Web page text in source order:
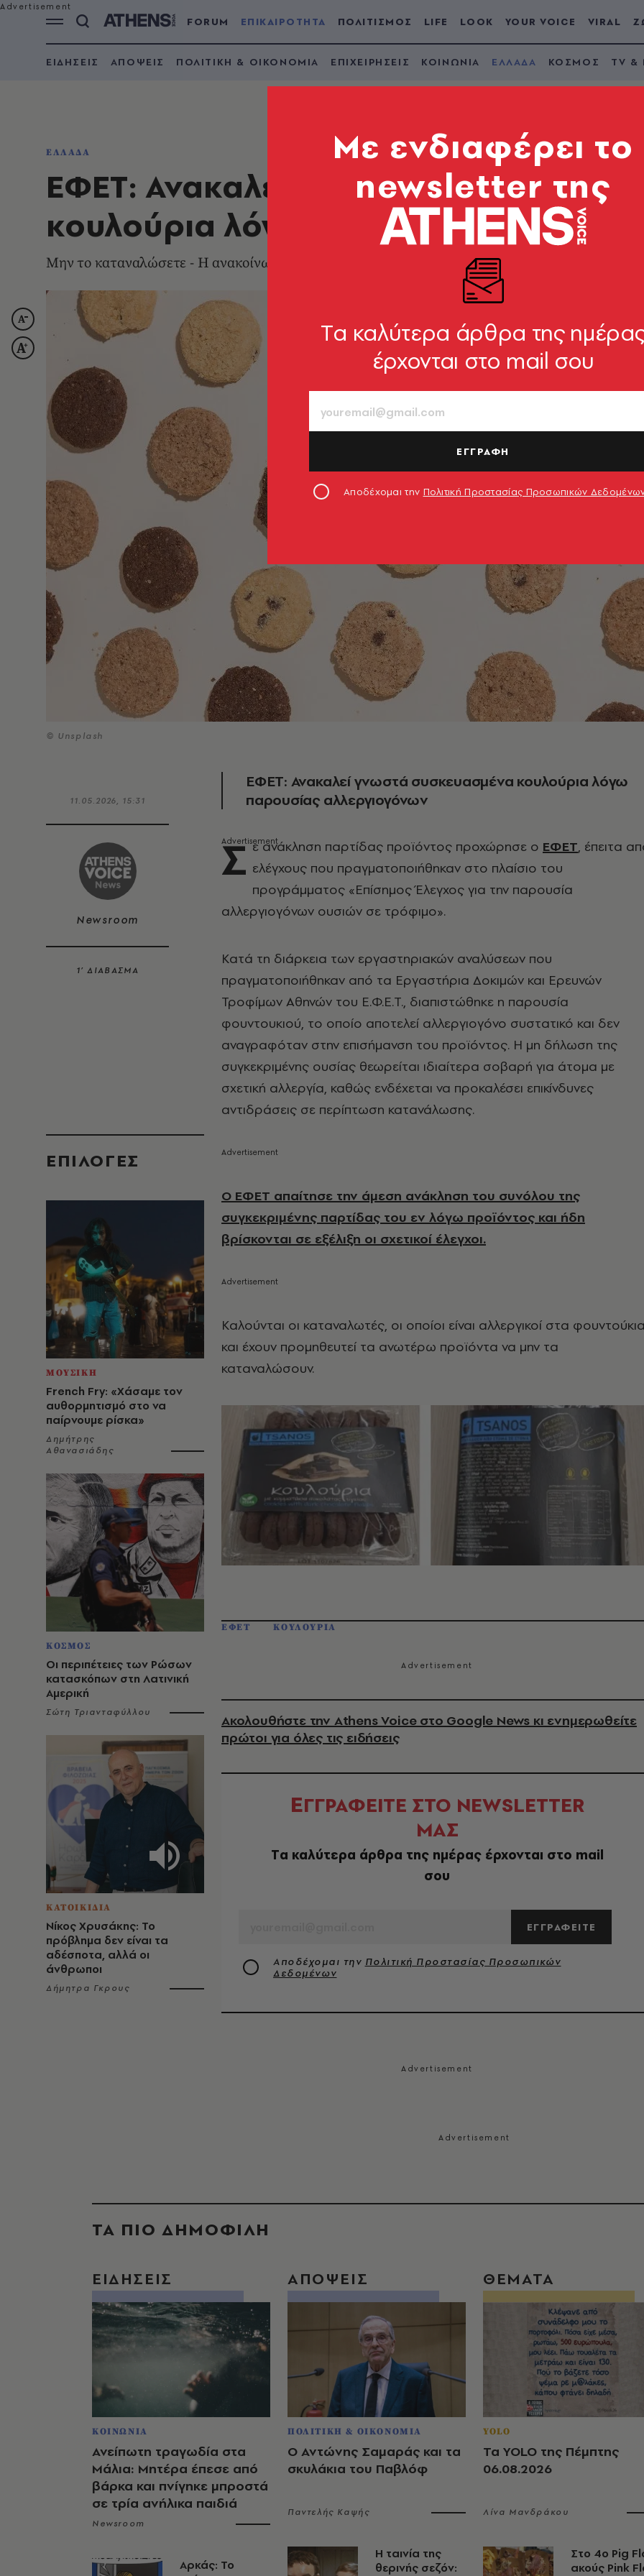
FORUM ΕΠΙΚΑΙΡΟΤΗΤΑ ΠΟΛΙΤΙΣΜΟΣ LIFE LOOK YOUR VOICE VIRAL
ΕΙΔΗΣΕΙΣ ΑΠΟΨΕΙΣ ΠΟΛΙΤΙΚΗ & ΟΙΚΟΝΟΜΙΑ ΕΠΙΧΕΙΡΗΣΕΙΣ ΚΟΙΝΩΝΙΑ ΕΛΛΑΔΑ ΚΟΣΜΟΣ TV &
ΕΛΛΑΔΑ
ΕΦΕΤ: Ανακαλεί γνωστά
κουλούρια λόγω παρουσίας
Μην το καταναλώσετε - Η ανακοίνωση του οργανισμού
© Unsplash
11.05.2026, 15:31
Newsroom
1’ ΔΙΑΒΑΣΜΑ
EΠΙΛΟΓΈΣ
ΜΟΥΣΙΚΗ
French Fry: «Χάσαμε τον
αυθορμητισμό στο να
παίρνουμε ρίσκα»
Δημήτρης
Αθανασιάδης
ΚΟΣΜΟΣ
Οι περιπέτειες των Ρώσων
κατασκόπων στη Λατινική
Αμερική
Σώτη Τριανταφύλλου
ΚΑΤΟΙΚΙΔΙΑ
Νίκος Χρυσάκης: Το
πρόβλημα δεν είναι τα
αδέσποτα, αλλά οι
άνθρωποι
Δήμητρα Γκρους
ΕΦΕΤ: Ανακαλεί γνωστά συσκευασμένα κουλούρια λόγω
παρουσίας αλλεργιογόνων
Σ ε ανάκληση παρτίδας προϊόντος προχώρησε ο ΕΦΕΤ, έπειτα
ελέγχους που πραγματοποιήθηκαν στο πλαίσιο του
προγράμματος «Επίσημος Έλεγχος για την παρουσία
αλλεργιογόνων ουσιών σε τρόφιμο».
Κατά τη διάρκεια των εργαστηριακών αναλύσεων που
πραγματοποιήθηκαν από τα Εργαστήρια Δοκιμών και Ερευνών
Τροφίμων Αθηνών του Ε.Φ.Ε.Τ., διαπιστώθηκε η παρουσία
φουντουκιού, το οποίο αποτελεί αλλεργιογόνο συστατικό και δεν
αναγραφόταν στην επισήμανση του προϊόντος. Η μη δήλωση της
συγκεκριμένης ουσίας θεωρείται ιδιαίτερα σοβαρή για άτομα με
σχετική αλλεργία, καθώς ενδέχεται να προκαλέσει επικίνδυνες
αντιδράσεις σε περίπτωση κατανάλωσης.
Ο ΕΦΕΤ απαίτησε την άμεση ανάκληση του συνόλου της
συγκεκριμένης παρτίδας του εν λόγω προϊόντος και ήδη
βρίσκονται σε εξέλιξη οι σχετικοί έλεγχοι.
Καλούνται οι καταναλωτές, οι οποίοι είναι αλλεργικοί στα
και έχουν προμηθευτεί τα ανωτέρω προϊόντα να μην τα
καταναλώσουν.
ΕΦΕΤ ΚΟΥΛΟΥΡΙΑ
Ακολουθήστε την Athens Voice στο Google News κι ενημερωθείτε
πρώτοι για όλες τις ειδήσεις
ΕΓΓΡΑΦΕΙΤΕ ΣΤΟ NEWSLETTER
ΜΑΣ
Tα καλύτερα άρθρα της ημέρας έρχονται στο mail
σου
ΕΓΓΡΑΦΕΙΤΕ
Αποδέχομαι την Πολιτική Προστασίας Προσωπικών
Δεδομένων
ΤΑ ΠΙΟ ΔΗΜΟΦΙΛΗ
ΕΙΔΗΣΕΙΣ
ΚΟΙΝΩΝΙΑ
Ανείπωτη τραγωδία στα
Μάλια: Μητέρα έπεσε από
βάρκα και πνίγηκε μπροστά
σε τρία ανήλικα παιδιά
Newsroom
Αρκάς: Το
ΑΠΟΨΕΙΣ
ΠΟΛΙΤΙΚΗ & ΟΙΚΟΝΟΜΙΑ
Ο Αντώνης Σαμαράς και τα
σκυλάκια του Παβλόφ
Παντελής Καψής
Η ταινία της
θερινής σεζόν:
ΘΕΜΑΤΑ
YOLO
Τα YOLO της Πέμπτης
06.08.2026
Λίνα Μανδράκου
Στο 4ο Pig
ακούς Pink
Mε ενδιαφέρει το
newsletter της
Tα καλύτερα άρθρα της
έρχονται στο mail σου
ΕΓΓΡΑΦΗ
Αποδέχομαι την Πολιτική Προστασίας Προσωπικών